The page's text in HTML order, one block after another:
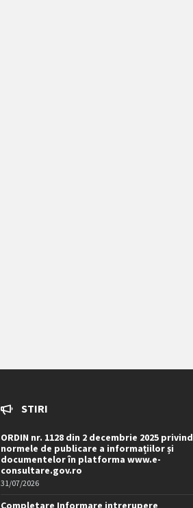
STIRI
ORDIN nr. 1128 din 2 decembrie 2025 privind
normele de publicare a informațiilor și
documentelor în platforma www.e-
consultare.gov.ro
31/07/2026